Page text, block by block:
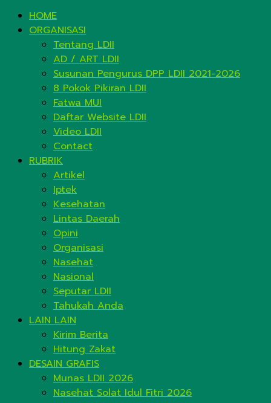
HOME
ORGANISASI
Tentang LDII
AD / ART LDII
Susunan Pengurus DPP LDII 2021-2026
8 Pokok Pikiran LDII
Fatwa MUI
Daftar Website LDII
Video LDII
Contact
RUBRIK
Artikel
Iptek
Kesehatan
Lintas Daerah
Opini
Organisasi
Nasehat
Nasional
Seputar LDII
Tahukah Anda
LAIN LAIN
Kirim Berita
Hitung Zakat
DESAIN GRAFIS
Munas LDII 2026
Nasehat Solat Idul Fitri 2026